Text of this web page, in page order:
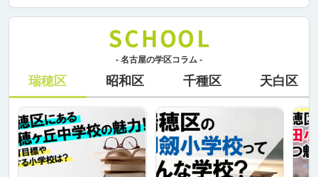
- 名古屋の学区コラム -
瑞穂区 昭和区 千種区 天白区